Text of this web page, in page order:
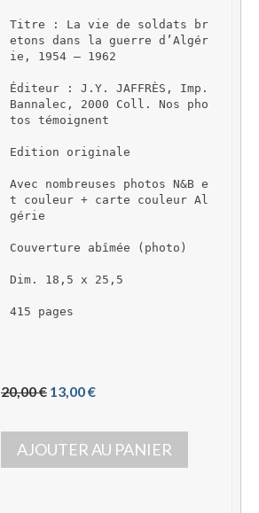
Titre : La vie de soldats br
etons dans la guerre d’Algér
ie, 1954 – 1962
Éditeur : J.Y. JAFFRÈS, Imp.
Bannalec, 2000 Coll. Nos pho
tos témoignent
Edition originale
Avec nombreuses photos N&B e
t couleur + carte couleur Al
gérie
Couverture abîmée (photo)
Dim. 18,5 x 25,5
415 pages
20,00 € L
p
r
i
13,00 €L
p
r
i
AJOUTER AU PANIER